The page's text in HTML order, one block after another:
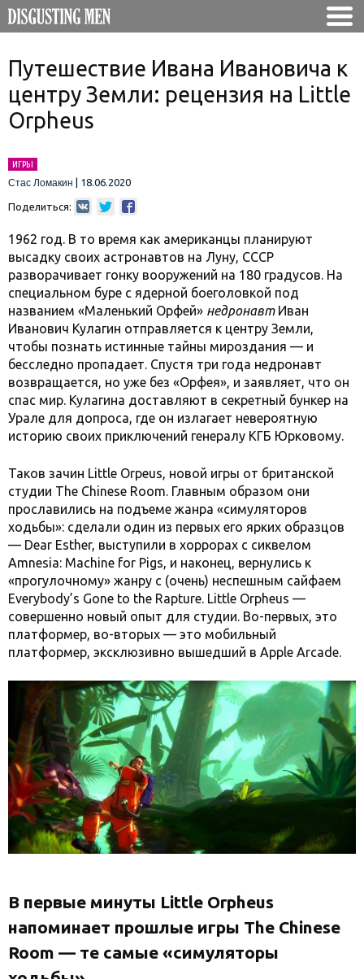
Путешествие Ивана Ивановича к
центру Земли: рецензия на Little
Orpheus
ИГРЫ
Стас Ломакин
18.06.2020
Поделиться:
1962 год. В то время как американцы планируют
высадку своих астронавтов на Луну, СССР
разворачивает гонку вооружений на 180 градусов. На
специальном буре с ядерной боеголовкой под
названием «Маленький Орфей» недронавт Иван
Иванович Кулагин отправляется к центру Земли,
чтобы познать истинные тайны мироздания — и
бесследно пропадает. Спустя три года недронавт
возвращается, но уже без «Орфея», и заявляет, что он
спас мир. Кулагина доставляют в секретный бункер на
Урале для допроса, где он излагает невероятную
историю своих приключений генералу КГБ Юрковому.
Таков зачин Little Orpeus, новой игры от британской
студии The Chinese Room. Главным образом они
прославились на подъеме жанра «симуляторов
ходьбы»: сделали один из первых его ярких образцов
— Dear Esther, выступили в хоррорах с сиквелом
Amnesia: Machine for Pigs, и наконец, вернулись к
«прогулочному» жанру с (очень) неспешным сайфаем
Everybody’s Gone to the Rapture. Little Orpheus —
совершенно новый опыт для студии. Во-первых, это
платформер, во-вторых — это мобильный
платформер, эксклюзивно вышедший в Apple Arcade.
В первые минуты Little Orpheus
напоминает прошлые игры The Chinese
Room — те самые «симуляторы